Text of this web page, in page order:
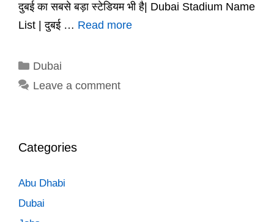
दुबई का सबसे बड़ा स्टेडियम भी है| Dubai Stadium Name
List | दुबई … Read more
Categories
Dubai
Leave a comment
Categories
Abu Dhabi
Dubai